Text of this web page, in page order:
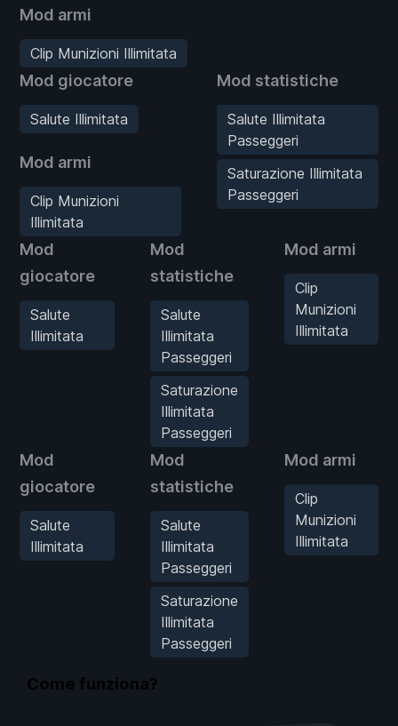
Mod armi
Clip Munizioni Illimitata
Mod giocatore
Salute Illimitata
Mod armi
Clip Munizioni
Illimitata
Mod statistiche
Salute Illimitata
Passeggeri
Saturazione Illimitata
Passeggeri
Mod
giocatore
Salute
Illimitata
Mod
statistiche
Salute
Illimitata
Passeggeri
Saturazione
Illimitata
Passeggeri
Mod armi
Clip
Munizioni
Illimitata
Mod
giocatore
Salute
Illimitata
Mod
statistiche
Salute
Illimitata
Passeggeri
Saturazione
Illimitata
Passeggeri
Mod armi
Clip
Munizioni
Illimitata
Come funziona?